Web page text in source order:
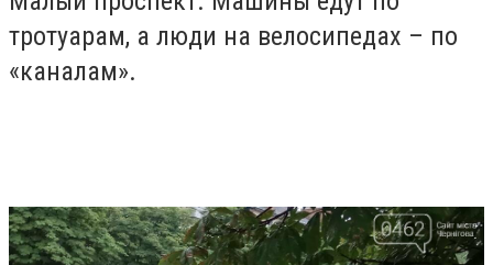
тротуарам, а люди на велосипедах – по
«каналам».